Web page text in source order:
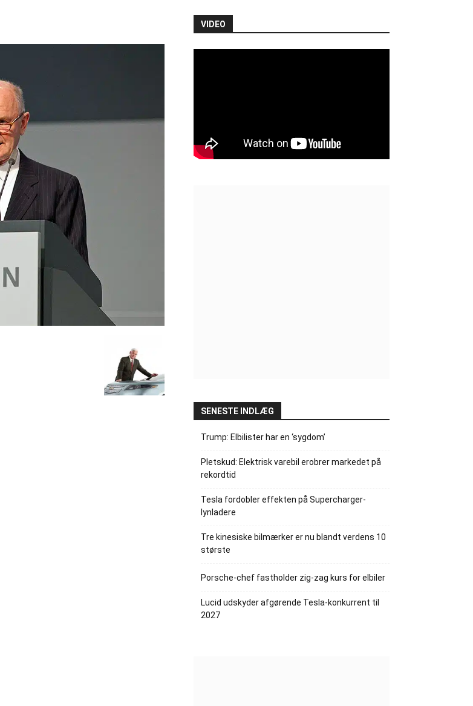
VIDEO
SENESTE INDLÆG
Trump: Elbilister har en ‘sygdom’
Pletskud: Elektrisk varebil erobrer markedet på
rekordtid
Tesla fordobler effekten på Supercharger-
lynladere
Tre kinesiske bilmærker er nu blandt verdens 10
største
Porsche-chef fastholder zig-zag kurs for elbiler
Lucid udskyder afgørende Tesla-konkurrent til
2027